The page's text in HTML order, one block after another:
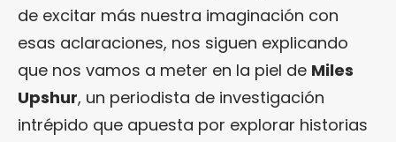
de excitar más nuestra imaginación con
esas aclaraciones, nos siguen explicando
que nos vamos a meter en la piel de Miles
Upshur, un periodista de investigación
intrépido que apuesta por explorar historias